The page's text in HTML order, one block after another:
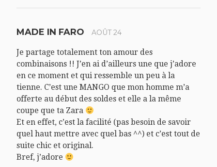
MADE IN FARO AOÛT 24
Je partage totalement ton amour des
combinaisons !! J’en ai d’ailleurs une que j’adore
en ce moment et qui ressemble un peu à la
tienne. C’est une MANGO que mon homme m’a
offerte au début des soldes et elle a la même
coupe que ta Zara
Et en effet, c’est la facilité (pas besoin de savoir
quel haut mettre avec quel bas ^^) et c’est tout de
suite chic et original.
Bref, j’adore